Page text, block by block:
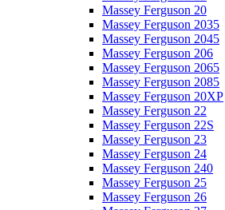
Massey Ferguson 20
Massey Ferguson 2035
Massey Ferguson 2045
Massey Ferguson 206
Massey Ferguson 2065
Massey Ferguson 2085
Massey Ferguson 20XP
Massey Ferguson 22
Massey Ferguson 22S
Massey Ferguson 23
Massey Ferguson 24
Massey Ferguson 240
Massey Ferguson 25
Massey Ferguson 26